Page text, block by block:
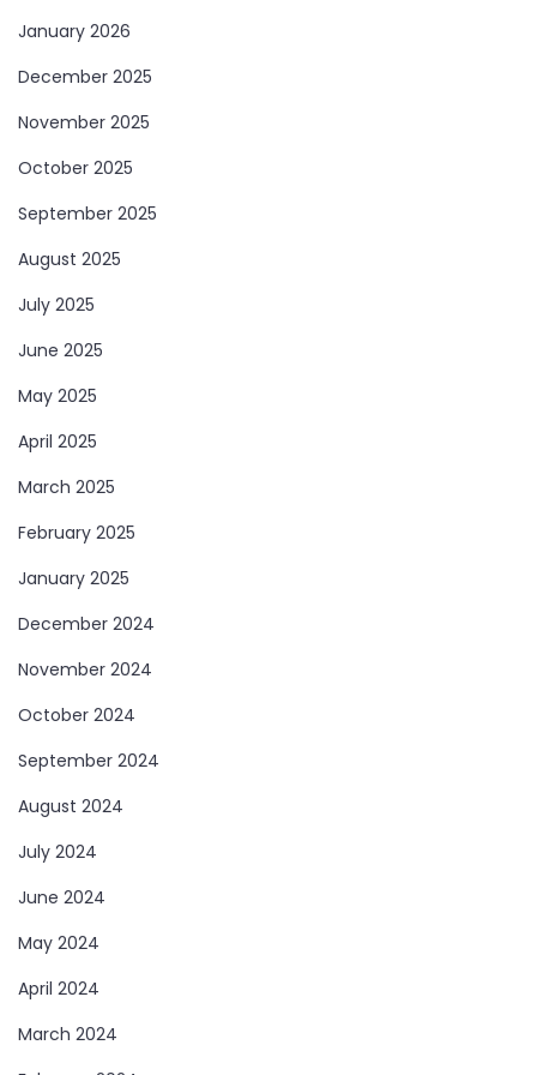
January 2026
December 2025
November 2025
October 2025
September 2025
August 2025
July 2025
June 2025
May 2025
April 2025
March 2025
February 2025
January 2025
December 2024
November 2024
October 2024
September 2024
August 2024
July 2024
June 2024
May 2024
April 2024
March 2024